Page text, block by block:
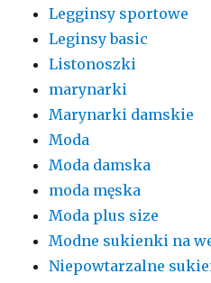
Legginsy sportowe
Leginsy basic
Listonoszki
marynarki
Marynarki damskie
Moda
Moda damska
moda męska
Moda plus size
Modne sukienki na
Niepowtarzalne